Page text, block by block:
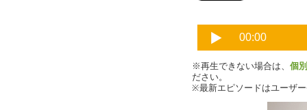
※再生できない場合は、 個
ださい。
※最新エピソードはユーザ